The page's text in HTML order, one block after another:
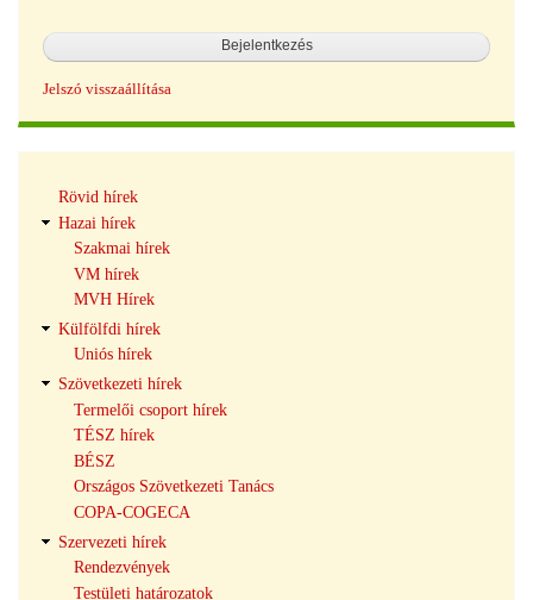
Jelszó visszaállítása
navigáció
Rövid hírek
Hazai hírek
Szakmai hírek
VM hírek
MVH Hírek
Külfölfdi hírek
Uniós hírek
Szövetkezeti hírek
Termelői csoport hírek
TÉSZ hírek
BÉSZ
Országos Szövetkezeti Tanács
COPA-COGECA
Szervezeti hírek
Rendezvények
Testületi határozatok